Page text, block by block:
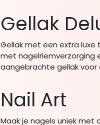
Gellak
Gellak met een extra
met nagelriemverzorging
aangebrachte gellak voor
Nail Art
Maak je nagels uniek met